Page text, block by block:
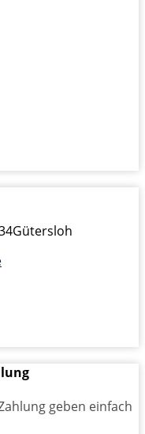
Gütersloh
geben einfach